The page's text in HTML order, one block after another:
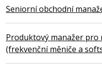
Seniorní obchodní
Produktový manažer
(frekvenční měniče a